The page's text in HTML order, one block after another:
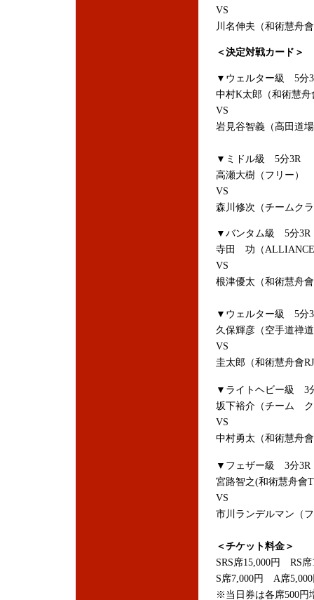
VS
川名伸夫（和術慧舟
＜決定対戦カード＞
▼ウェルター級 5分
中村K太郎（和術慧舟
VS
岩見谷智義（高田道
▼ミドル級 5分3R
高瀬大樹（フリー）
VS
森川修次（チームク
▼バンタム級 5分3R
寺田 功（
VS
根津優太（和術慧舟
▼ウェルター級 5分
久保輝彦（空手道禅
VS
圭太郎（和術慧舟會
▼ライトヘビー級 3
坂下裕介（チーム
VS
中村勇太（和術慧舟
▼フェザー級 3分3R
宮路智之(和術慧舟會
VS
市川ランデルマン（
＜チケット料金＞
SRS席15,000円 RS席
S席7,000円 A席5,000
※当日券は各席500円